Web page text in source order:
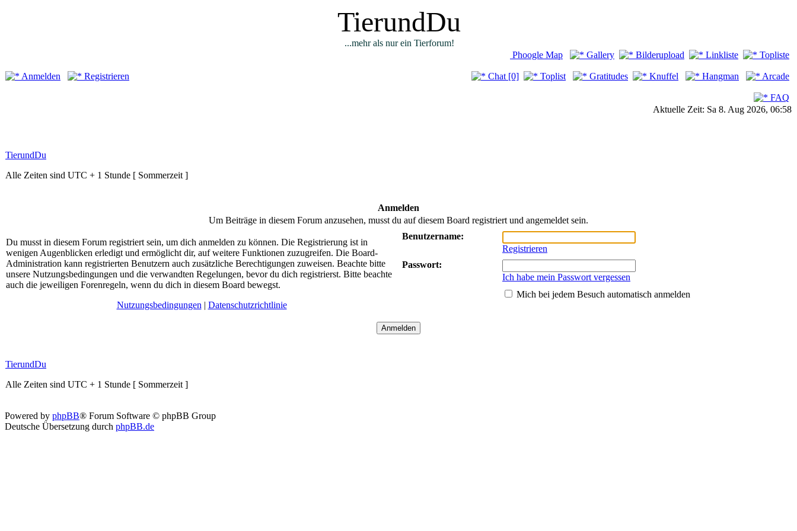
TierundDu
...mehr als nur ein Tierforum!
Anmelden Registrieren
Phoogle Map Gallery Bilderupload Linkliste Topliste
Chat [0] Toplist Gratitudes Knuffel Hangman Arcade
FAQ
Aktuelle Zeit: Sa 8. Aug 2026, 06:58
TierundDu
Alle Zeiten sind UTC + 1 Stunde [ Sommerzeit ]
Anmelden
Um Beiträge in diesem Forum anzusehen, musst du auf diesem Board registriert und angemeldet sein.
Du musst in diesem Forum registriert sein, um dich anmelden zu können. Die Registrierung ist in
wenigen Augenblicken erledigt und ermöglicht dir, auf weitere Funktionen zuzugreifen. Die Board-
Administration kann registrierten Benutzern auch zusätzliche Berechtigungen zuweisen. Beachte bitte
unsere Nutzungsbedingungen und die verwandten Regelungen, bevor du dich registrierst. Bitte beachte
auch die jeweiligen Forenregeln, wenn du dich in diesem Board bewegst.
Nutzungsbedingungen | Datenschutzrichtlinie
Benutzername:
Registrieren
Passwort:
Ich habe mein Passwort vergessen
Mich bei jedem Besuch automatisch anmelden
TierundDu
Alle Zeiten sind UTC + 1 Stunde [ Sommerzeit ]
Powered by phpBB® Forum Software © phpBB Group
Deutsche Übersetzung durch phpBB.de